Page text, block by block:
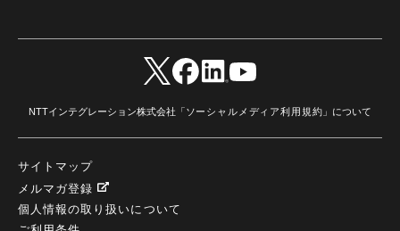
NTTインテグレーション株式会社「ソーシャルメディア利用規約 」について
サイトマップ
メルマガ登録
個人情報の取り扱いについて